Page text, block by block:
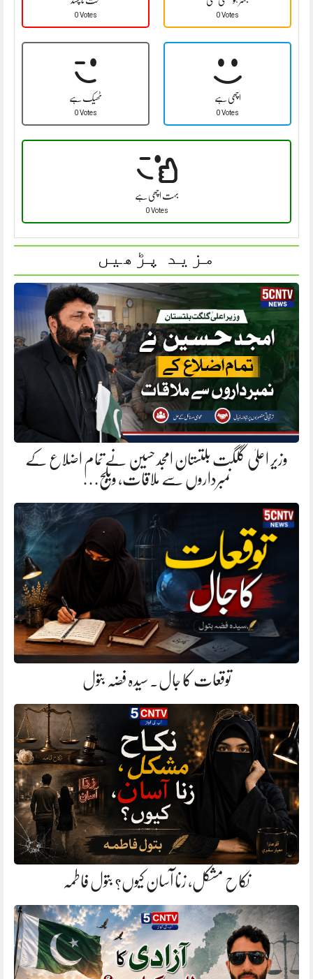
0 Votes 0 Votes
ٹھیک ہے
0 Votes
اچھی ہے
0 Votes
بہت اچھی ہے
0 Votes
مزید پڑھیں
وزیر اعلیٰ گلگت بلتستان امجد حسین نے تمام اضلاع کے
نمبرداروں سے ملاقات، ویلج…
توقعات کا جال. سیدہ فضہ بتول
نکاح مشکل، زنا آسان کیوں؟ بتول فاطمہ